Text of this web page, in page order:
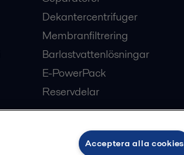
Dekantercentrifuger
Membranfiltrering
Barlastvattenlösningar
E-PowerPack
Reservdelar
Acceptera alla cookies